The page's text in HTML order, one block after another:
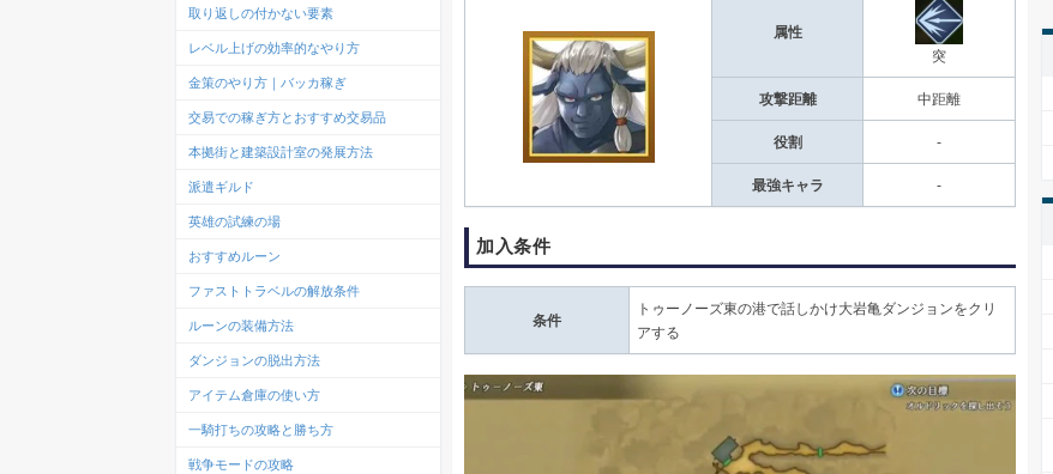
属性
突
攻撃距離 中距離
役割 -
最強キャラ -
加入条件
条件
トゥーノーズ東の港で話しかけ大岩亀ダンジョンをクリ
アする
取り返しの付かない要素
レベル上げの効率的なやり方
金策のやり方｜バッカ稼ぎ
交易での稼ぎ方とおすすめ交易品
本拠街と建築設計室の発展方法
派遣ギルド
英雄の試練の場
おすすめルーン
ファストトラベルの解放条件
ルーンの装備方法
ダンジョンの脱出方法
アイテム倉庫の使い方
一騎打ちの攻略と勝ち方
戦争モードの攻略